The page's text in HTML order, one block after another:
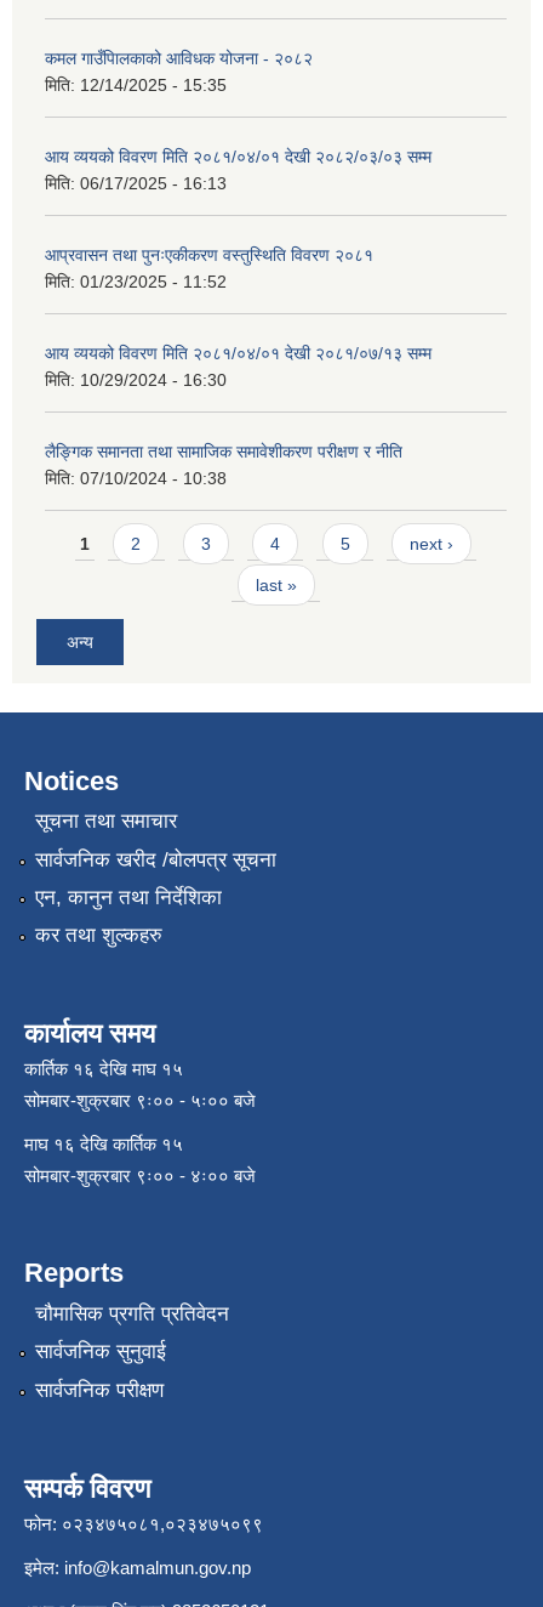
कमल गाउँपािलकाको आविधक योजना - २०८२
मिति: 12/14/2025 - 15:35
आय व्ययको विवरण मिति २०८१/०४/०१ देखी २०८२/०३/०३ सम्म
मिति: 06/17/2025 - 16:13
आप्रवासन तथा पुनःएकीकरण वस्तुस्थिति विवरण २०८१
मिति: 01/23/2025 - 11:52
आय व्ययको विवरण मिति २०८१/०४/०१ देखी २०८१/०७/१३ सम्म
मिति: 10/29/2024 - 16:30
लैङ्गिक समानता तथा सामाजिक समावेशीकरण परीक्षण र नीति
मिति: 07/10/2024 - 10:38
Pages
1 2 3 4 5 next ›
last »
अन्य
Notices
सूचना तथा समाचार
सार्वजनिक खरीद /बोलपत्र सूचना
एन, कानुन तथा निर्देशिका
कर तथा शुल्कहरु
कार्यालय समय
कार्तिक १६ देखि माघ १५
सोमबार-शुक्रबार ९ः०० - ५ः०० बजे
माघ १६ देखि कार्तिक १५
सोमबार-शुक्रबार ९ः०० - ४ः०० बजे
Reports
चौमासिक प्रगति प्रतिवेदन
सार्वजनिक सुनुवाई
सार्वजनिक परीक्षण
सम्पर्क विवरण
फोन: ०२३४७५०८१,०२३४७५०९९
इमेल: info@kamalmun.gov.np